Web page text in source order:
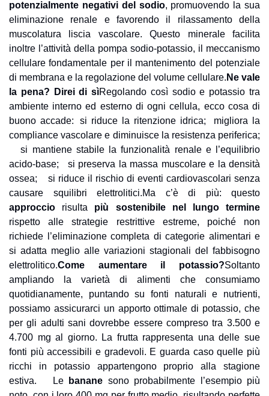
potenzialmente negativi del sodio, promuovendo la sua
eliminazione renale e favorendo il rilassamento della
muscolatura liscia vascolare. Questo minerale facilita
inoltre l’attività della pompa sodio-potassio, il meccanismo
cellulare fondamentale per il mantenimento del potenziale
di membrana e la regolazione del volume cellulare. Ne vale
la pena? Direi di sìRegolando così sodio e potassio tra
ambiente interno ed esterno di ogni cellula, ecco cosa di
buono accade:
si riduce la ritenzione idrica;
migliora la
compliance vascolare e diminuisce la resistenza periferica;
si mantiene stabile la funzionalità renale e l’equilibrio
acido-base;
si preserva la massa muscolare e la densità
ossea;
si riduce il rischio di eventi cardiovascolari senza
causare squilibri elettrolitici.
approccio risulta più sostenibile nel lungo termine
rispetto alle strategie restrittive estreme, poiché non
richiede l’eliminazione completa di categorie alimentari e
si adatta meglio alle variazioni stagionali del fabbisogno
elettrolitico.Come aumentare il potassio?Soltanto
ampliando la varietà di alimenti che consumiamo
quotidianamente, puntando su fonti naturali e nutrienti,
possiamo assicurarci un apporto ottimale di potassio, che
per gli adulti sani dovrebbe essere compreso tra 3.500 e
4.700 mg al giorno.
La frutta rappresenta una delle sue
fonti più accessibili e gradevoli. E guarda caso quelle più
ricchi in potassio appartengono proprio alla stagione
estiva.
Le banane sono probabilmente l’esempio più